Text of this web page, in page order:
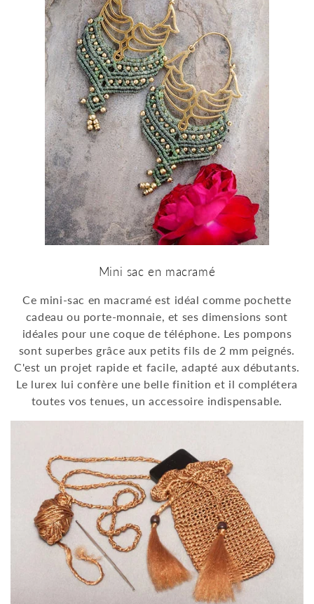
Mini sac en macramé
Ce mini-sac en macramé est idéal comme pochette
cadeau ou porte-monnaie, et ses dimensions sont
idéales pour une coque de téléphone. Les pompons
sont superbes grâce aux petits fils de 2 mm peignés.
C'est un projet rapide et facile, adapté aux débutants.
Le lurex lui confère une belle finition et il complétera
toutes vos tenues, un accessoire indispensable.